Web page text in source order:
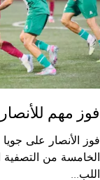
فوز مهم
الخامسة من التصفية
اللب...